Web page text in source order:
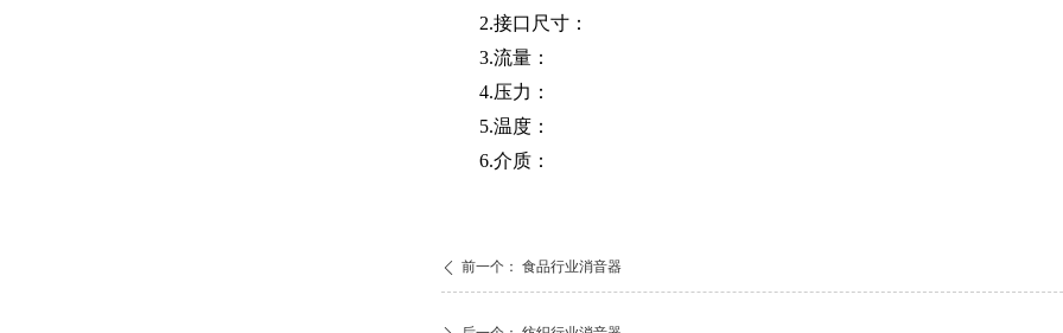
2.接口尺寸：
3.流量：
4.压力：
5.温度：
6.介质：
ꄴ 前一个： 食品行业消音器